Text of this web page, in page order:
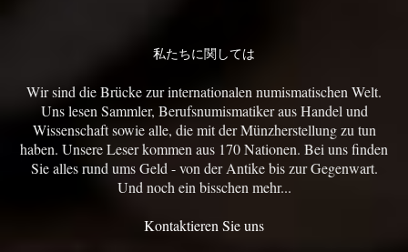
私たちに関しては
Wir sind die Brücke zur internationalen numismatischen Welt.
Uns lesen Sammler, Berufsnumismatiker aus Handel und
Wissenschaft sowie alle, die mit der Münzherstellung zu tun
haben. Unsere Leser kommen aus 170 Nationen. Bei uns finden
Sie alles rund ums Geld - von der Antike bis zur Gegenwart.
Und noch ein bisschen mehr...
Kontaktieren Sie uns